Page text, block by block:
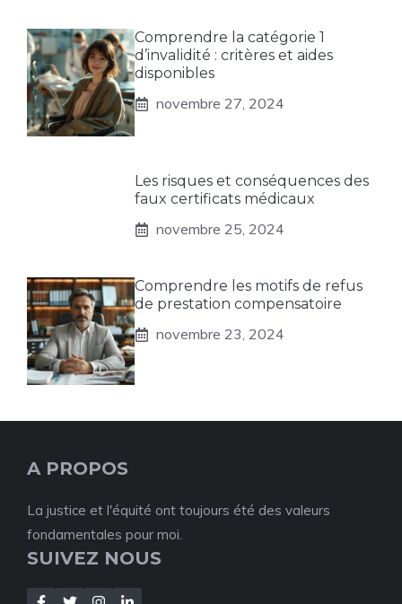
Comprendre la catégorie 1
d’invalidité : critères et aides
disponibles
novembre 27, 2024
Les risques et conséquences des
faux certificats médicaux
novembre 25, 2024
Comprendre les motifs de refus
de prestation compensatoire
novembre 23, 2024
A PROPOS
La justice et l'équité ont toujours été des valeurs
fondamentales pour moi.
SUIVEZ NOUS